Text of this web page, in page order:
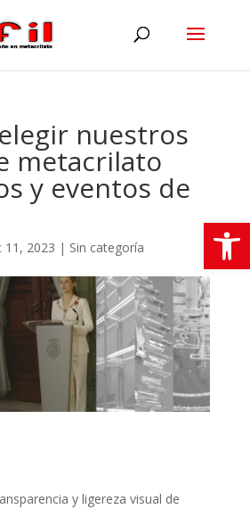
nuestros
metacrilato
y eventos de
11, 2023 | Sin categoría
y ligereza visual de